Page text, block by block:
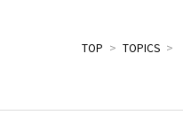
TOP > TOPICS >